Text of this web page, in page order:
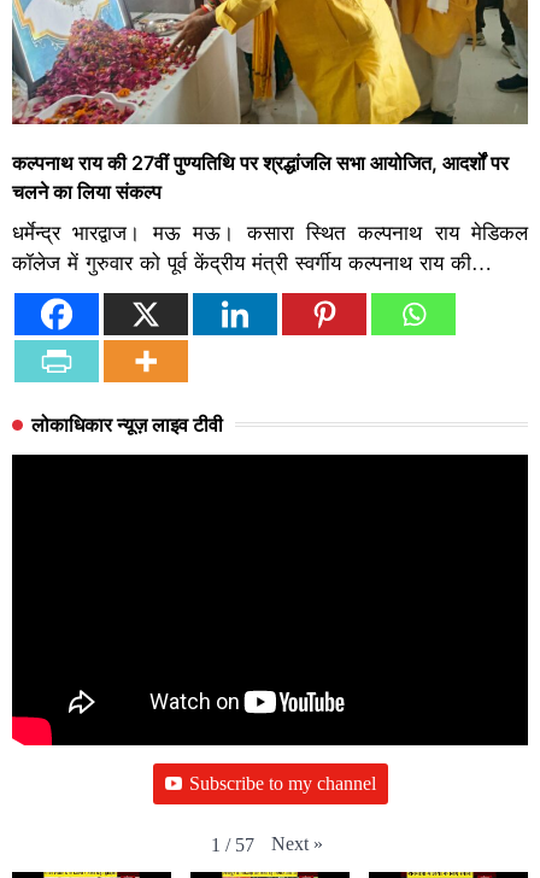
कल्पनाथ राय की 27वीं पुण्यतिथि पर श्रद्धांजलि सभा आयोजित, आदर्शों पर
चलने का लिया संकल्प
धर्मेन्द्र भारद्वाज। मऊ मऊ। कसारा स्थित कल्पनाथ राय मेडिकल
कॉलेज में गुरुवार को पूर्व केंद्रीय मंत्री स्वर्गीय कल्पनाथ राय की…
लोकाधिकार न्यूज़ लाइव टीवी
Subscribe to my channel
1 / 57 Next »